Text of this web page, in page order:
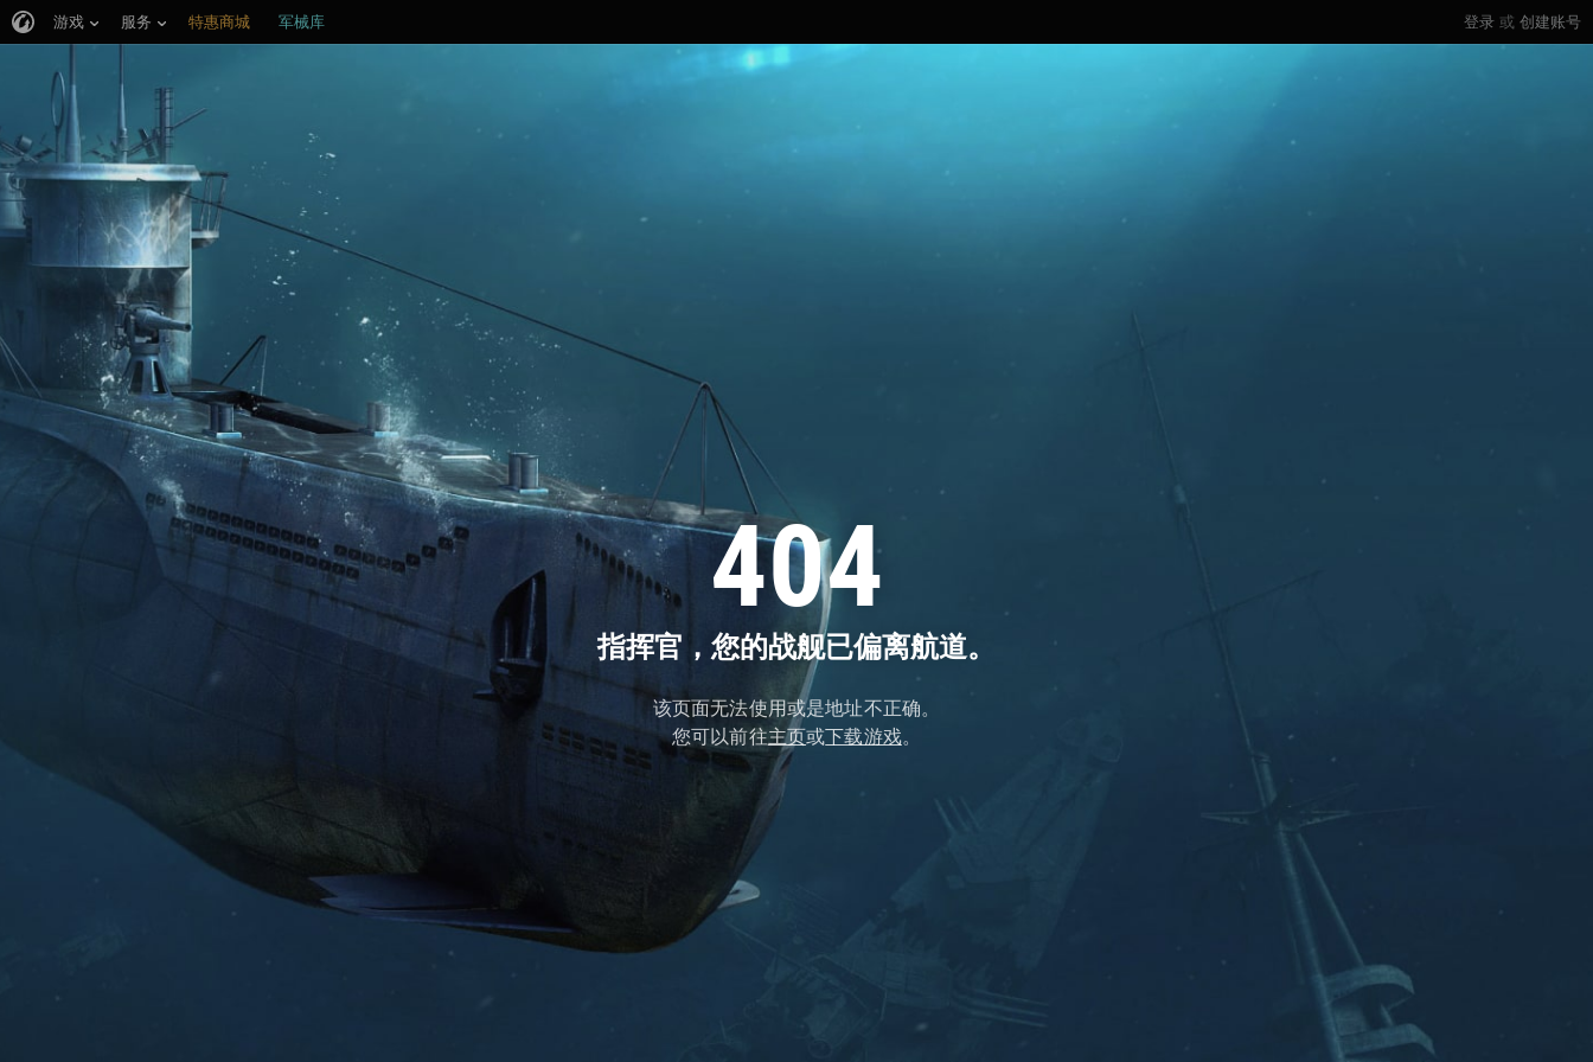
404
指挥官，您的战舰已偏离航道。
该页面无法使用或是地址不正确。
您可以前往主页或下载游戏。
登录 或 创建账号
游戏 服务 特惠商城 军械库